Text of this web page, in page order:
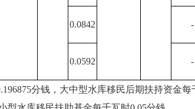
0.0842 -
0.0592 -
分钱，大中型水库移民后期扶持资金